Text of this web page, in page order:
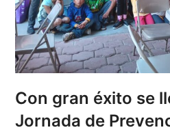
Con gran éxito se
Jornada de